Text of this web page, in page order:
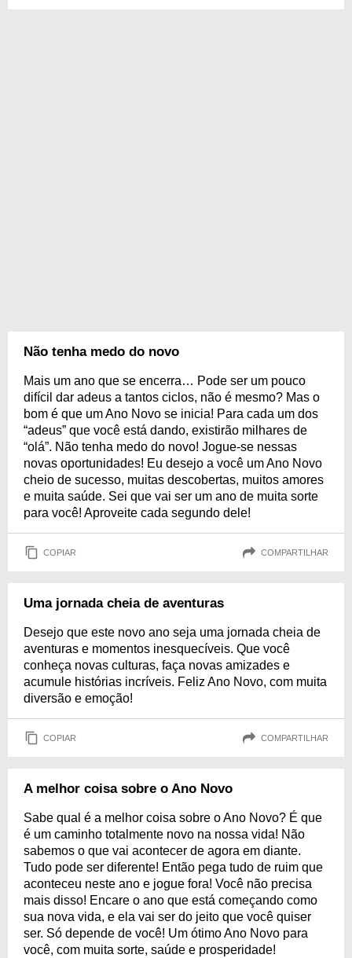
Não tenha medo do novo
Mais um ano que se encerra… Pode ser um pouco
difícil dar adeus a tantos ciclos, não é mesmo? Mas o
bom é que um Ano Novo se inicia! Para cada um dos
“adeus” que você está dando, existirão milhares de
“olá”. Não tenha medo do novo! Jogue-se nessas
novas oportunidades! Eu desejo a você um Ano Novo
cheio de sucesso, muitas descobertas, muitos amores
e muita saúde. Sei que vai ser um ano de muita sorte
para você! Aproveite cada segundo dele!
COPIAR COMPARTILHAR
Uma jornada cheia de aventuras
Desejo que este novo ano seja uma jornada cheia de
aventuras e momentos inesquecíveis. Que você
conheça novas culturas, faça novas amizades e
acumule histórias incríveis. Feliz Ano Novo, com muita
diversão e emoção!
COPIAR COMPARTILHAR
A melhor coisa sobre o Ano Novo
Sabe qual é a melhor coisa sobre o Ano Novo? É que
é um caminho totalmente novo na nossa vida! Não
sabemos o que vai acontecer de agora em diante.
Tudo pode ser diferente! Então pega tudo de ruim que
aconteceu neste ano e jogue fora! Você não precisa
mais disso! Encare o ano que está começando como
sua nova vida, e ela vai ser do jeito que você quiser
ser. Só depende de você! Um ótimo Ano Novo para
você, com muita sorte, saúde e prosperidade!